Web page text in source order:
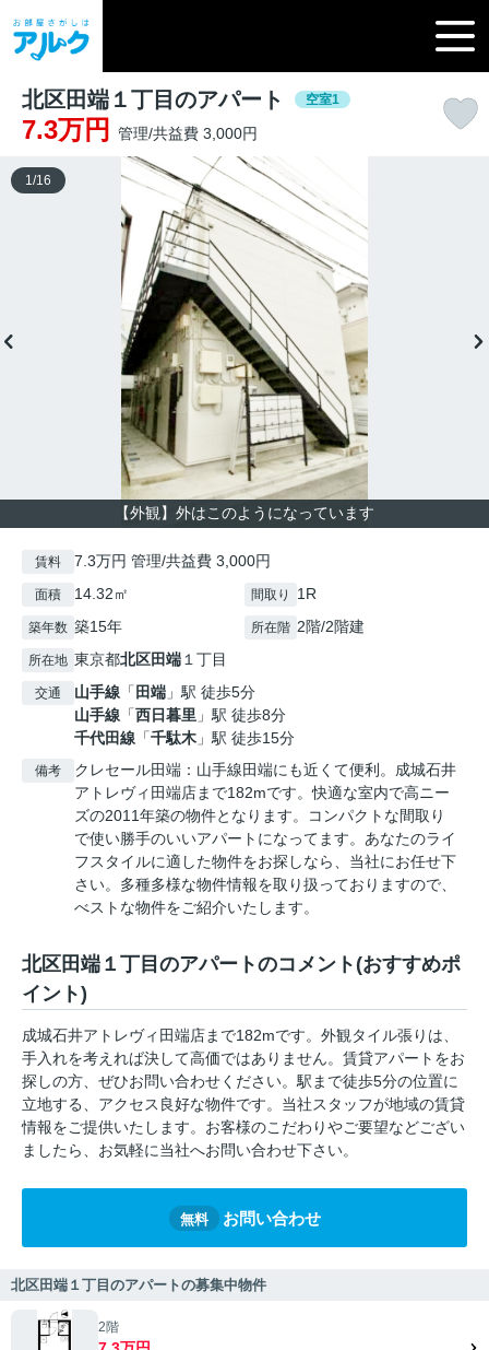
北区田端１丁目のアパート 空室1
7.3万円 管理/共益費 3,000円
【外観】外はこのようになっています
1 /16
賃料 7.3万円 管理/共益費 3,000円
面積 14.32㎡ 間取り 1R
築年数 築15年 所在階 2階/2階建
所在地 東京都北区田端 １丁目
交通 山手線 「 田端 」駅 徒歩5分
山手線 「西日暮里 」駅 徒歩8分
千代田線 「千駄木 」駅 徒歩15分
備考
クレセール田端：山手線田端にも近くて便利。成城石井
アトレヴィ田端店まで182mです。快適な室内で高ニー
ズの2011年築の物件となります。コンパクトな間取り
で使い勝手のいいアパートになってます。あなたのライ
フスタイルに適した物件をお探しなら、当社にお任せ下
さい。多種多様な物件情報を取り扱っておりますので、
べストな物件をご紹介いたします。
北区田端１丁目のアパートのコメント(おすすめポ
イント)
成城石井アトレヴィ田端店まで182mです。外観タイル張りは、
手入れを考えれば決して高価ではありません。賃貸アパートをお
探しの方、ぜひお問い合わせください。駅まで徒歩5分の位置に
立地する、アクセス良好な物件です。当社スタッフが地域の賃貸
情報をご提供いたします。お客様のこだわりやご要望などござい
ましたら、お気軽に当社へお問い合わせ下さい。
無料 お問い合わせ
北区田端１丁目のアパートの募集中物件
2階